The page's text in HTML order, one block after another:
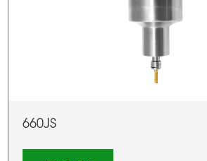
660JS